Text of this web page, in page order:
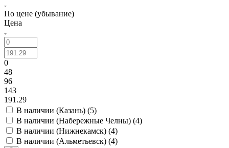
По цене (убывание)
Цена
0
48
96
143
191.29
В наличии (Казань) (5)
В наличии (Набережные Челны) (4)
В наличии (Нижнекамск) (4)
В наличии (Альметьевск) (4)